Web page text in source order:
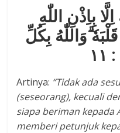
بِاِذْنِ اللّٰهِ
ۗوَاللّٰهُ بِكُلِّ
Artinya: “Tidak ada
(seseorang), kecuali
siapa beriman kepada
memberi petunjuk